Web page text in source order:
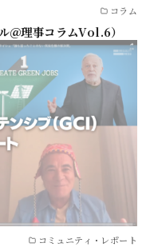
コラム
＠理事コラムVol.6）
コミュニティ・レポート